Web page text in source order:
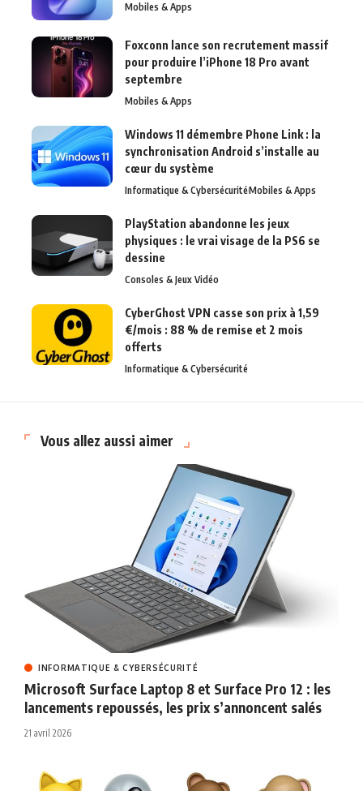
Mobiles & Apps
Foxconn lance son recrutement massif
pour produire l’iPhone 18 Pro avant
septembre
Mobiles & Apps
Windows 11 démembre Phone Link : la
synchronisation Android s’installe au
cœur du système
Informatique & CybersécuritéMobiles & Apps
PlayStation abandonne les jeux
physiques : le vrai visage de la PS6 se
dessine
Consoles & Jeux Vidéo
CyberGhost VPN casse son prix à 1,59
€/mois : 88 % de remise et 2 mois
offerts
Informatique & Cybersécurité
Vous allez aussi aimer
INFORMATIQUE & CYBERSÉCURITÉ
Microsoft Surface Laptop 8 et Surface Pro 12 : les
lancements repoussés, les prix s’annoncent salés
21 avril 2026